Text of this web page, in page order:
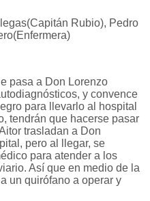
Rubio), Pedro
pasa a Don Lorenzo
y convence
para llevarlo al hospital
tendrán que hacerse pasar
trasladan a Don
pero al llegar, se
para atender a los
Así que en medio de la
un quirófano a operar y